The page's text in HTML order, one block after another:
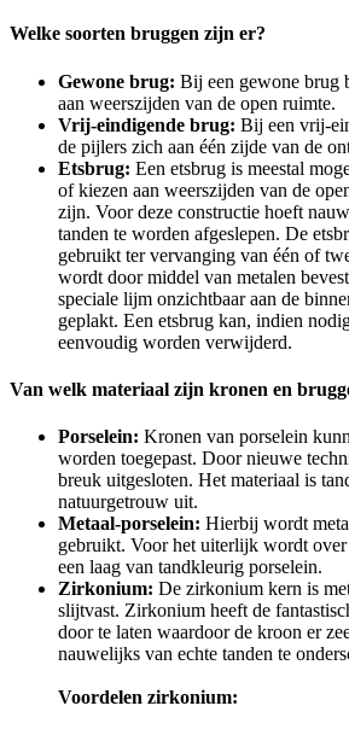
Welke soorten bruggen zijn er?
Gewone brug: Bij een gewone brug
aan weerszijden van de open ruimte.
Vrij-eindigende brug: Bij een vrij-
de pijlers zich aan één zijde van de
Etsbrug: Een etsbrug is meestal
of kiezen aan weerszijden van de
zijn. Voor deze constructie hoeft
tanden te worden afgeslepen. De
gebruikt ter vervanging van één of
wordt door middel van metalen
speciale lijm onzichtbaar aan de
geplakt. Een etsbrug kan, indien
eenvoudig worden verwijderd.
Van welk materiaal zijn kronen en
Porselein: Kronen van porselein
worden toegepast. Door nieuwe
breuk uitgesloten. Het materiaal is
natuurgetrouw uit.
Metaal-porselein: Hierbij wordt
gebruikt. Voor het uiterlijk wordt over
een laag van tandkleurig porselein.
Zirkonium: De zirkonium kern is
slijtvast. Zirkonium heeft de
door te laten waardoor de kroon er
nauwelijks van echte tanden te
Voordelen zirkonium: